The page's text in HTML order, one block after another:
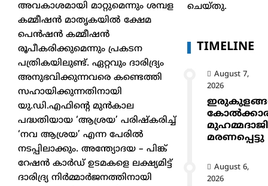
അവകാശമായി മാറ്റുമെന്നും ശമ്പള
കമ്മീഷൻ മാതൃകയിൽ ക്ഷേമ
പെൻഷൻ കമ്മീഷൻ
രൂപീകരിക്കുമെന്നും പ്രകടന
പത്രികയിലുണ്ട്. ഏറ്റവും ദാരിദ്ര്യം
അനുഭവിക്കുന്നവരെ കണ്ടെത്തി
സഹായിക്കുന്നതിനായി
യു.ഡി.എഫിന്റെ മുൻകാല
പദ്ധതിയായ ‘ആശ്രയ’ പരിഷ്കരിച്ച്
‘നവ ആശ്രയ’ എന്ന പേരിൽ
നടപ്പിലാക്കും. അന്ത്യോദയ – പിങ്ക്
റേഷൻ കാർഡ് ഉടമകളെ ലക്ഷ്യമിട്ട്
ദാരിദ്ര്യ നിർമ്മാർജനത്തിനായി
ചെയ്തു.
TIMELINE
August 7,
2026
മുഹമ്മദാജി
മരണപ്പെട്ടു
August 6,
2026